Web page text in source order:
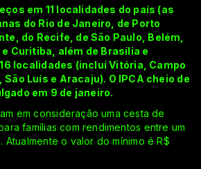
em 11 localidades do país (as
do Rio de Janeiro, de Porto
do Recife, de São Paulo, Belém,
Curitiba, além de Brasília e
localidades (inclui Vitória, Campo
São Luís e Aracaju). O IPCA cheio de
em 9 de janeiro.
em consideração uma cesta de
famílias com rendimentos entre um
Atualmente o valor do mínimo é R$